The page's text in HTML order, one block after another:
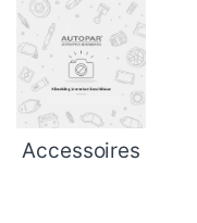
Accessoires